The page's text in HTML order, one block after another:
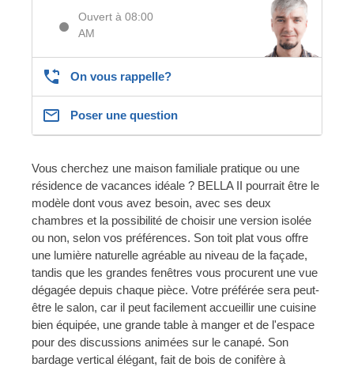
Ouvert à 08:00
AM
On vous rappelle?
Poser une question
Vous cherchez une maison familiale pratique ou une
résidence de vacances idéale ? BELLA II pourrait être le
modèle dont vous avez besoin, avec ses deux
chambres et la possibilité de choisir une version isolée
ou non, selon vos préférences. Son toit plat vous offre
une lumière naturelle agréable au niveau de la façade,
tandis que les grandes fenêtres vous procurent une vue
dégagée depuis chaque pièce. Votre préférée sera peut-
être le salon, car il peut facilement accueillir une cuisine
bien équipée, une grande table à manger et de l'espace
pour des discussions animées sur le canapé. Son
bardage vertical élégant, fait de bois de conifère à